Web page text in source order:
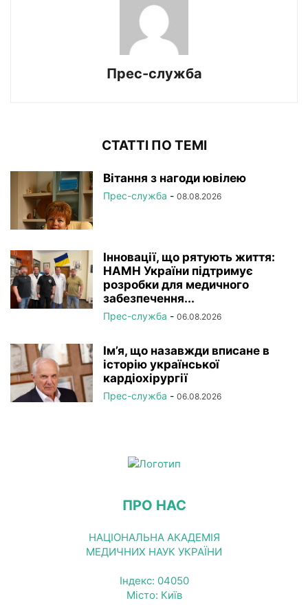
Прес-служба
СТАТТІ ПО ТЕМІ
Вітання з нагоди ювілею
Прес-служба - 08.08.2026
Інновації, що рятують життя:
НАМН України підтримує
розробки для медичного
забезпечення...
Прес-служба - 06.08.2026
Ім’я, що назавжди вписане в
історію української
кардіохірургії
Прес-служба - 06.08.2026
ПРО НАС
НАЦІОНАЛЬНА АКАДЕМІЯ
МЕДИЧНИХ НАУК УКРАЇНИ
Індекс: 04050
Місто: Київ